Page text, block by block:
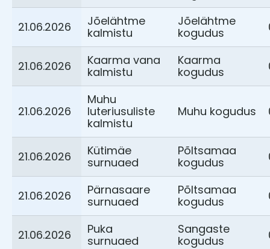
21.06.2026
Jõelähtme
kalmistu
Jõelähtme
kogudus
21.06.2026
Kaarma vana
kalmistu
Kaarma
kogudus
21.06.2026
Muhu
luteriusuliste
kalmistu
Muhu kogudus
21.06.2026
Kütimäe
surnuaed
Põltsamaa
kogudus
21.06.2026
Pärnasaare
surnuaed
Põltsamaa
kogudus
21.06.2026
Puka
surnuaed
Sangaste
kogudus